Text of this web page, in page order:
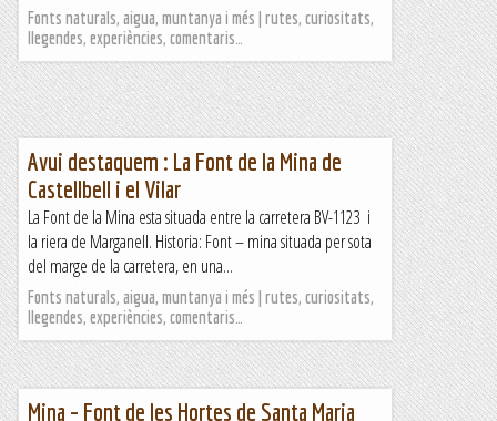
Fonts naturals, aigua, muntanya i més | rutes, curiositats,
llegendes, experiències, comentaris…
Avui destaquem : La Font de la Mina de
Castellbell i el Vilar
La Font de la Mina esta situada entre la carretera BV-1123 i
la riera de Marganell. Historia: Font – mina situada per sota
del marge de la carretera, en una...
Fonts naturals, aigua, muntanya i més | rutes, curiositats,
llegendes, experiències, comentaris…
Mina – Font de les Hortes de Santa Maria